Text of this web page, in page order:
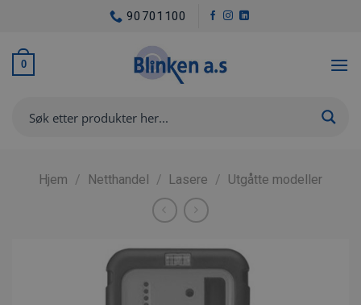
content
90701100
0
Hjem / Netthandel / Lasere / Utgåtte modeller